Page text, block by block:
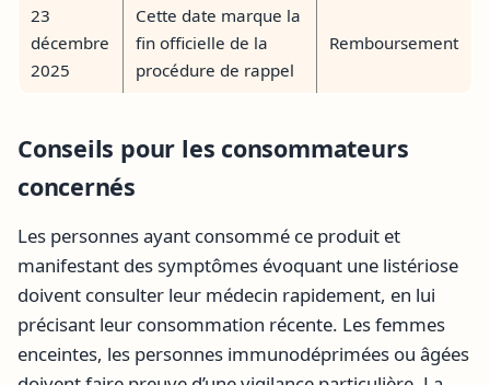
23
décembre
2025
Cette date marque la
fin officielle de la
procédure de rappel
Remboursement
Conseils pour les consommateurs
concernés
Les personnes ayant consommé ce produit et
manifestant des symptômes évoquant une listériose
doivent consulter leur médecin rapidement, en lui
précisant leur consommation récente. Les femmes
enceintes, les personnes immunodéprimées ou âgées